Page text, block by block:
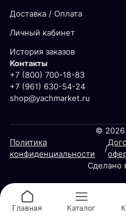
Доставка / Оплата
Личный кабинет
История заказов
Контакты
+7 (800) 700-18-83
+7 (961) 630-54-24
shop@yachmarket.ru
©
Политика
конфиденциальности
/
Сделано
Главная Каталог